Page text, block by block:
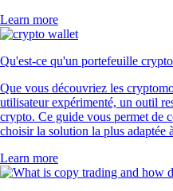
Learn more
Qu'est-ce qu'un portefeuille
Que vous découvriez les
utilisateur expérimenté, un outil
crypto. Ce guide vous permet de
choisir la solution la plus adaptée
Learn more